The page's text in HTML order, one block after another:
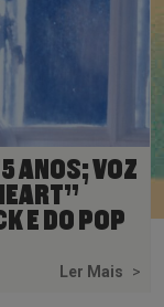
ANOS; VOZ
E DO POP
Ler Mais >